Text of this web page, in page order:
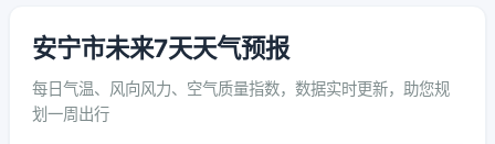
安宁市未来7天天气预报
每日气温、风向风力、空气质量指数，数据实时更新，助您规
划一周出行